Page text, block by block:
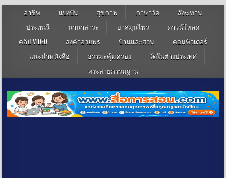
อาชีพ แบ่งปัน สุขภาพ ภาษาวัด
สังฆทาน
ประเพณี
นานาสาระ ยาสมุนไพร
ดาวน์โหลด
คลิป VIDEO
ส่งคำอวยพร บ้านและสวน
คอมพิวเตอร์
แนะนำหนังสือ
ธรรมะคุ้มครอง
วัดในต่างประเทศ
พระสายกรรมฐาน